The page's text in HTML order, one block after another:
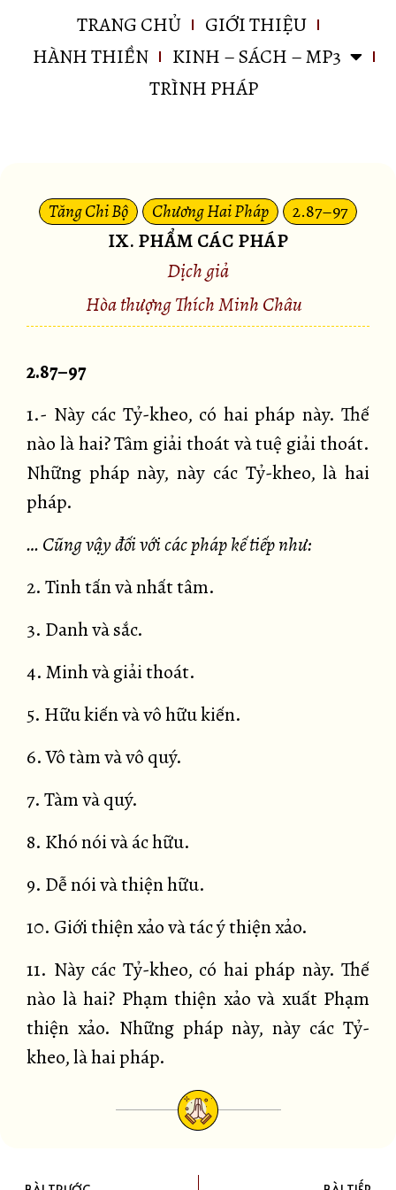
TRANG CHỦ
GIỚI THIỆU
HÀNH THIỀN
KINH – SÁCH – MP3
TRÌNH PHÁP
Tăng Chi Bộ Chương Hai Pháp 2.87–97
IX. PHẨM CÁC PHÁP
Dịch giả
Hòa thượng Thích Minh Châu
2.87–97
1.- Này các Tỷ-kheo, có hai pháp này. Thế
nào là hai? Tâm giải thoát và tuệ giải thoát.
Những pháp này, này các Tỷ-kheo, là hai
pháp.
… Cũng vậy đối với các pháp kế tiếp như:
2. Tinh tấn và nhất tâm.
3. Danh và sắc.
4. Minh và giải thoát.
5. Hữu kiến và vô hữu kiến.
6. Vô tàm và vô quý.
7. Tàm và quý.
8. Khó nói và ác hữu.
9. Dễ nói và thiện hữu.
10. Giới thiện xảo và tác ý thiện xảo.
11. Này các Tỷ-kheo, có hai pháp này. Thế
nào là hai? Phạm thiện xảo và xuất Phạm
thiện xảo. Những pháp này, này các Tỷ-
kheo, là hai pháp.